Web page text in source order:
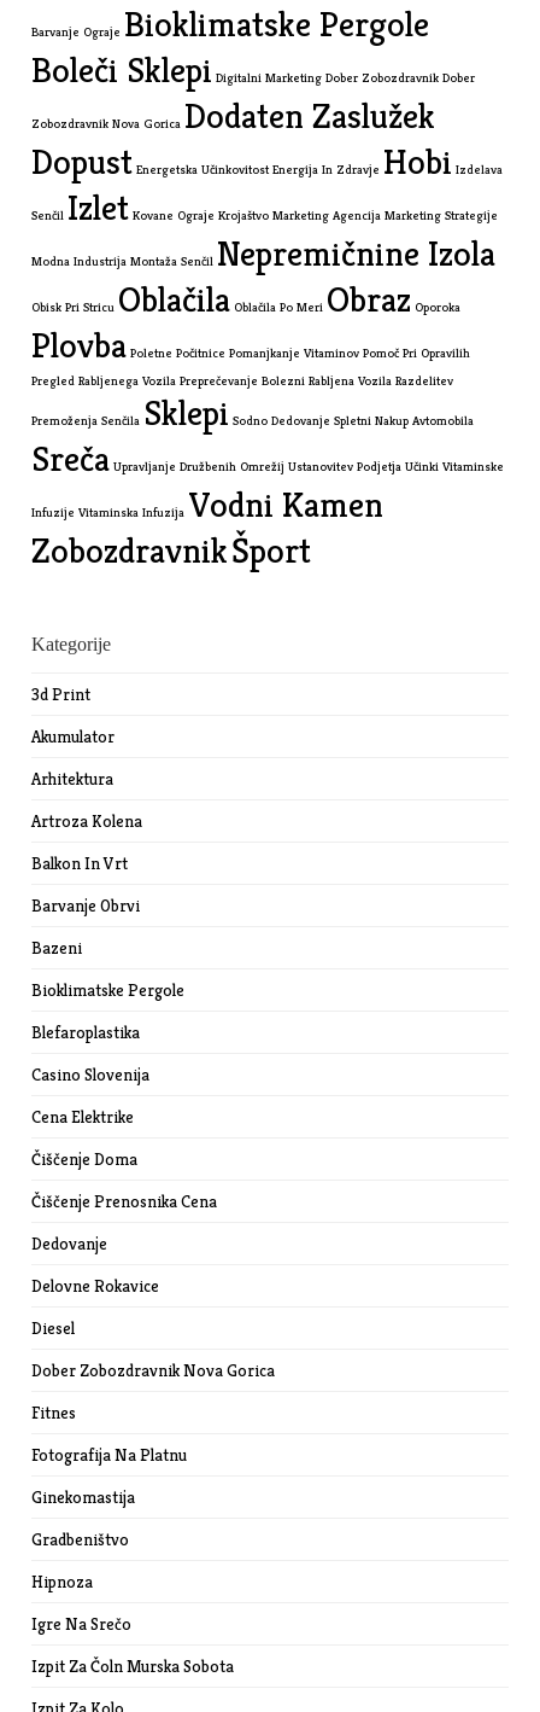
Barvanje Ograje Bioklimatske Pergole
Boleči Sklepi Digitalni Marketing Dober Zobozdravnik Dober
Zobozdravnik Nova Gorica Dodaten Zaslužek
Dopust Energetska Učinkovitost Energija In Zdravje Hobi Izdelava
Senčil Izlet Kovane Ograje Krojaštvo Marketing Agencija Marketing Strategije
Modna Industrija Montaža Senčil Nepremičnine Izola
Obisk Pri Stricu Oblačila Oblačila Po Meri Obraz Oporoka
Plovba Poletne Počitnice Pomanjkanje Vitaminov Pomoč Pri Opravilih
Pregled Rabljenega Vozila Preprečevanje Bolezni Rabljena Vozila Razdelitev
Premoženja Senčila Sklepi Sodno Dedovanje Spletni Nakup Avtomobila
Sreča Upravljanje Družbenih Omrežij Ustanovitev Podjetja Učinki Vitaminske
Infuzije Vitaminska Infuzija Vodni Kamen
ZobozdravnikŠport
Kategorije
3d Print
Akumulator
Arhitektura
Artroza Kolena
Balkon In Vrt
Barvanje Obrvi
Bazeni
Bioklimatske Pergole
Blefaroplastika
Casino Slovenija
Cena Elektrike
Čiščenje Doma
Čiščenje Prenosnika Cena
Dedovanje
Delovne Rokavice
Diesel
Dober Zobozdravnik Nova Gorica
Fitnes
Fotografija Na Platnu
Ginekomastija
Gradbeništvo
Hipnoza
Igre Na Srečo
Izpit Za Čoln Murska Sobota